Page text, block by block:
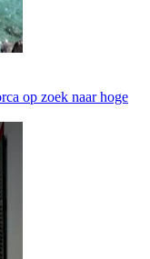
op zoek naar hoge